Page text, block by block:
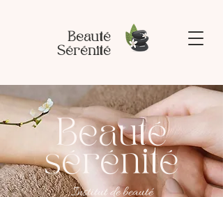
Beauté
Sérénité
Beauté
sérénité
Institut de beauté